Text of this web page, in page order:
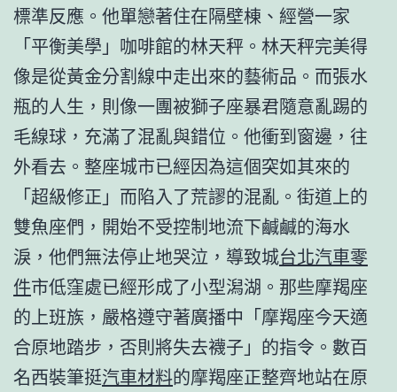
標準反應。他單戀著住在隔壁棟、經營一家
「平衡美學」咖啡館的林天秤。林天秤完美得
像是從黃金分割線中走出來的藝術品。而張水
瓶的人生，則像一團被獅子座暴君隨意亂踢的
毛線球，充滿了混亂與錯位。他衝到窗邊，往
外看去。整座城市已經因為這個突如其來的
「超級修正」而陷入了荒謬的混亂。街道上的
雙魚座們，開始不受控制地流下鹹鹹的海水
淚，他們無法停止地哭泣，導致城台北汽車零
件市低窪處已經形成了小型潟湖。那些摩羯座
的上班族，嚴格遵守著廣播中「摩羯座今天適
合原地踏步，否則將失去襪子」的指令。數百
名西裝筆挺汽車材料的摩羯座正整齊地站在原